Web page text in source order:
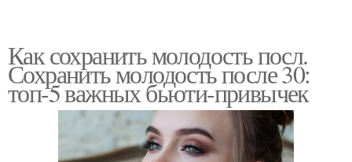
Как сохранить молодость посл.
Сохранить молодость после 30:
топ-5 важных бьюти-привычек